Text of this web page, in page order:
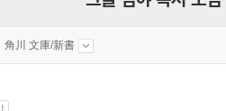
角川 文庫/新書